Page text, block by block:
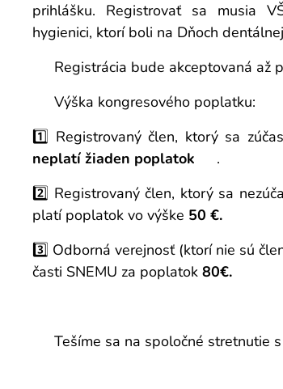
prihlášku. Registrovať sa musia
hygienici, ktorí boli na Dňoch
👉 Registrácia bude akceptovaná
💰 Výška kongresového poplatku:
1️⃣ Registrovaný člen, ktorý sa
neplatí žiaden poplatok 🎉.
2️⃣ Registrovaný člen, ktorý sa
platí poplatok vo výške 50 €.
3️⃣ Odborná verejnosť (ktorí nie sú
časti SNEMU za poplatok 80€.
💙 Tešíme sa na spoločné stretnutie